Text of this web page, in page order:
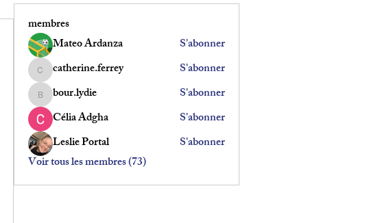
membres
Mateo Ardanza
S'abonner
catherine.ferrey
catherine.ferrey S'abonner
bour.lydiebour.lydie
S'abonner
Célia Adgha
S'abonner
Leslie Portal
S'abonner
Voir tous les membres (73)